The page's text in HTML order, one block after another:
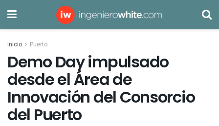
Inicio Puerto
Demo Day impulsado
desde el Área de
Innovación del Consorcio
del Puerto